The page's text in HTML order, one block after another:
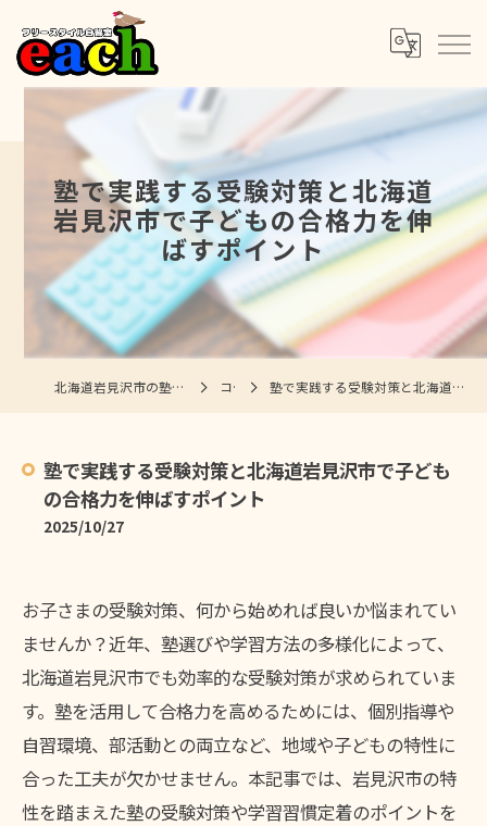
塾で実践する受験対策と北海道
岩見沢市で子どもの合格力を伸
ばすポイント
北海道岩見沢市の塾ならフリースタイル自習室each コラム 塾で実践する受験対策と北海道岩見沢市で子どもの合格力を伸ばすポイント
塾で実践する受験対策と北海道岩見沢市で子ども
の合格力を伸ばすポイント
2025/10/27
お子さまの受験対策、何から始めれば良いか悩まれてい
ませんか？近年、塾選びや学習方法の多様化によって、
北海道岩見沢市でも効率的な受験対策が求められていま
す。塾を活用して合格力を高めるためには、個別指導や
自習環境、部活動との両立など、地域や子どもの特性に
合った工夫が欠かせません。本記事では、岩見沢市の特
性を踏まえた塾の受験対策や学習習慣定着のポイントを